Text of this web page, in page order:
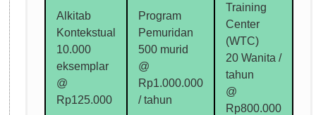
Alkitab
Kontekstual
10.000
eksemplar
@
Rp125.000
Program
Pemuridan
500 murid
@
Rp1.000.000
/ tahun
Training
Center
(WTC)
20 Wanita /
tahun
@
Rp800.000